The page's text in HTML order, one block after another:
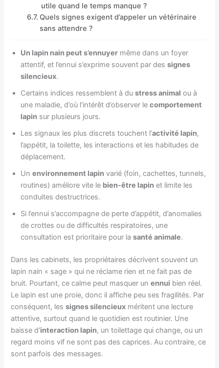
utile quand le temps manque ?
Quels signes exigent d’appeler un vétérinaire
sans attendre ?
Un lapin nain peut s’ennuyer même dans un foyer
attentif, et l’ennui s’exprime souvent par dessignes
silencieux.
Certains indices ressemblent à dustress animal ou à
une maladie, d’où l’intérêt d’observer lecomportement
lapin sur plusieurs jours.
Les signaux les plus discrets touchent l’activité lapin,
l’appétit, la toilette, les interactions et les habitudes de
déplacement.
Unenvironnement lapin varié (foin, cachettes, tunnels,
routines) améliore vite le bien-être lapin et limite les
conduites destructrices.
Si l’ennui s’accompagne de perte d’appétit, d’anomalies
de crottes ou de difficultés respiratoires, une
consultation est prioritaire pour lasanté animale.
Dans les cabinets, les propriétaires décrivent souvent un
lapin nain « sage » qui ne réclame rien et ne fait pas de
bruit. Pourtant, ce calme peut masquer unennui bien réel.
Le lapin est une proie, donc il affiche peu ses fragilités. Par
conséquent, lessignes silencieux méritent une lecture
attentive, surtout quand le quotidien est routinier. Une
baisse d’interaction lapin, un toilettage qui change, ou un
regard moins vif ne sont pas des caprices. Au contraire, ce
sont parfois des messages.